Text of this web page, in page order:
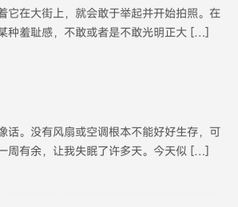
它在大街上，就会敢于举起并开始拍照。在
种羞耻感，不敢或者是不敢光明正大 […]
话。没有风扇或空调根本不能好好生存，可
周有余，让我失眠了许多天。今天似 […]